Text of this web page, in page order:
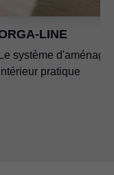
LINE
Le système
pratique